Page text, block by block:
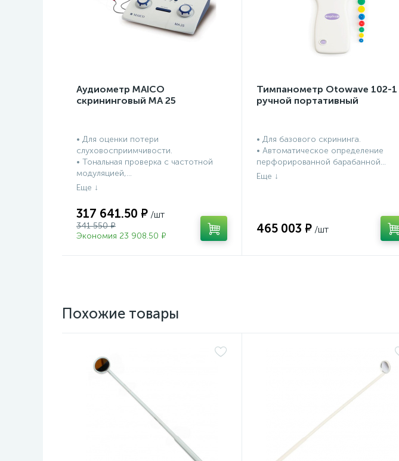
Аудиометр MAICO
скрининговый МА 25
• Для оценки потери
слуховосприимчивости.
• Тональная проверка с частотной
модуляцией,...
317 641.50 ₽
341 550 ₽
Экономия 23 908.50 ₽
Тимпанометр Otowave 102-1
ручной портативный
• Для базового скрининга.
• Автоматическое определение
перфорированной барабанной...
465 003 ₽
Похожие товары